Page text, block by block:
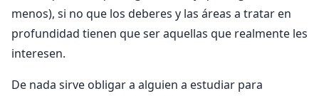
menos), si no que los deberes y las áreas a tratar en
profundidad tienen que ser aquellas que realmente les
interesen.
De nada sirve obligar a alguien a estudiar para